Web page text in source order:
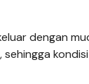
dengan